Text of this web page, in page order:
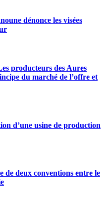
dénonce les visées
producteurs des Aures
du marché de l’offre et
d’une usine de production
deux conventions entre le